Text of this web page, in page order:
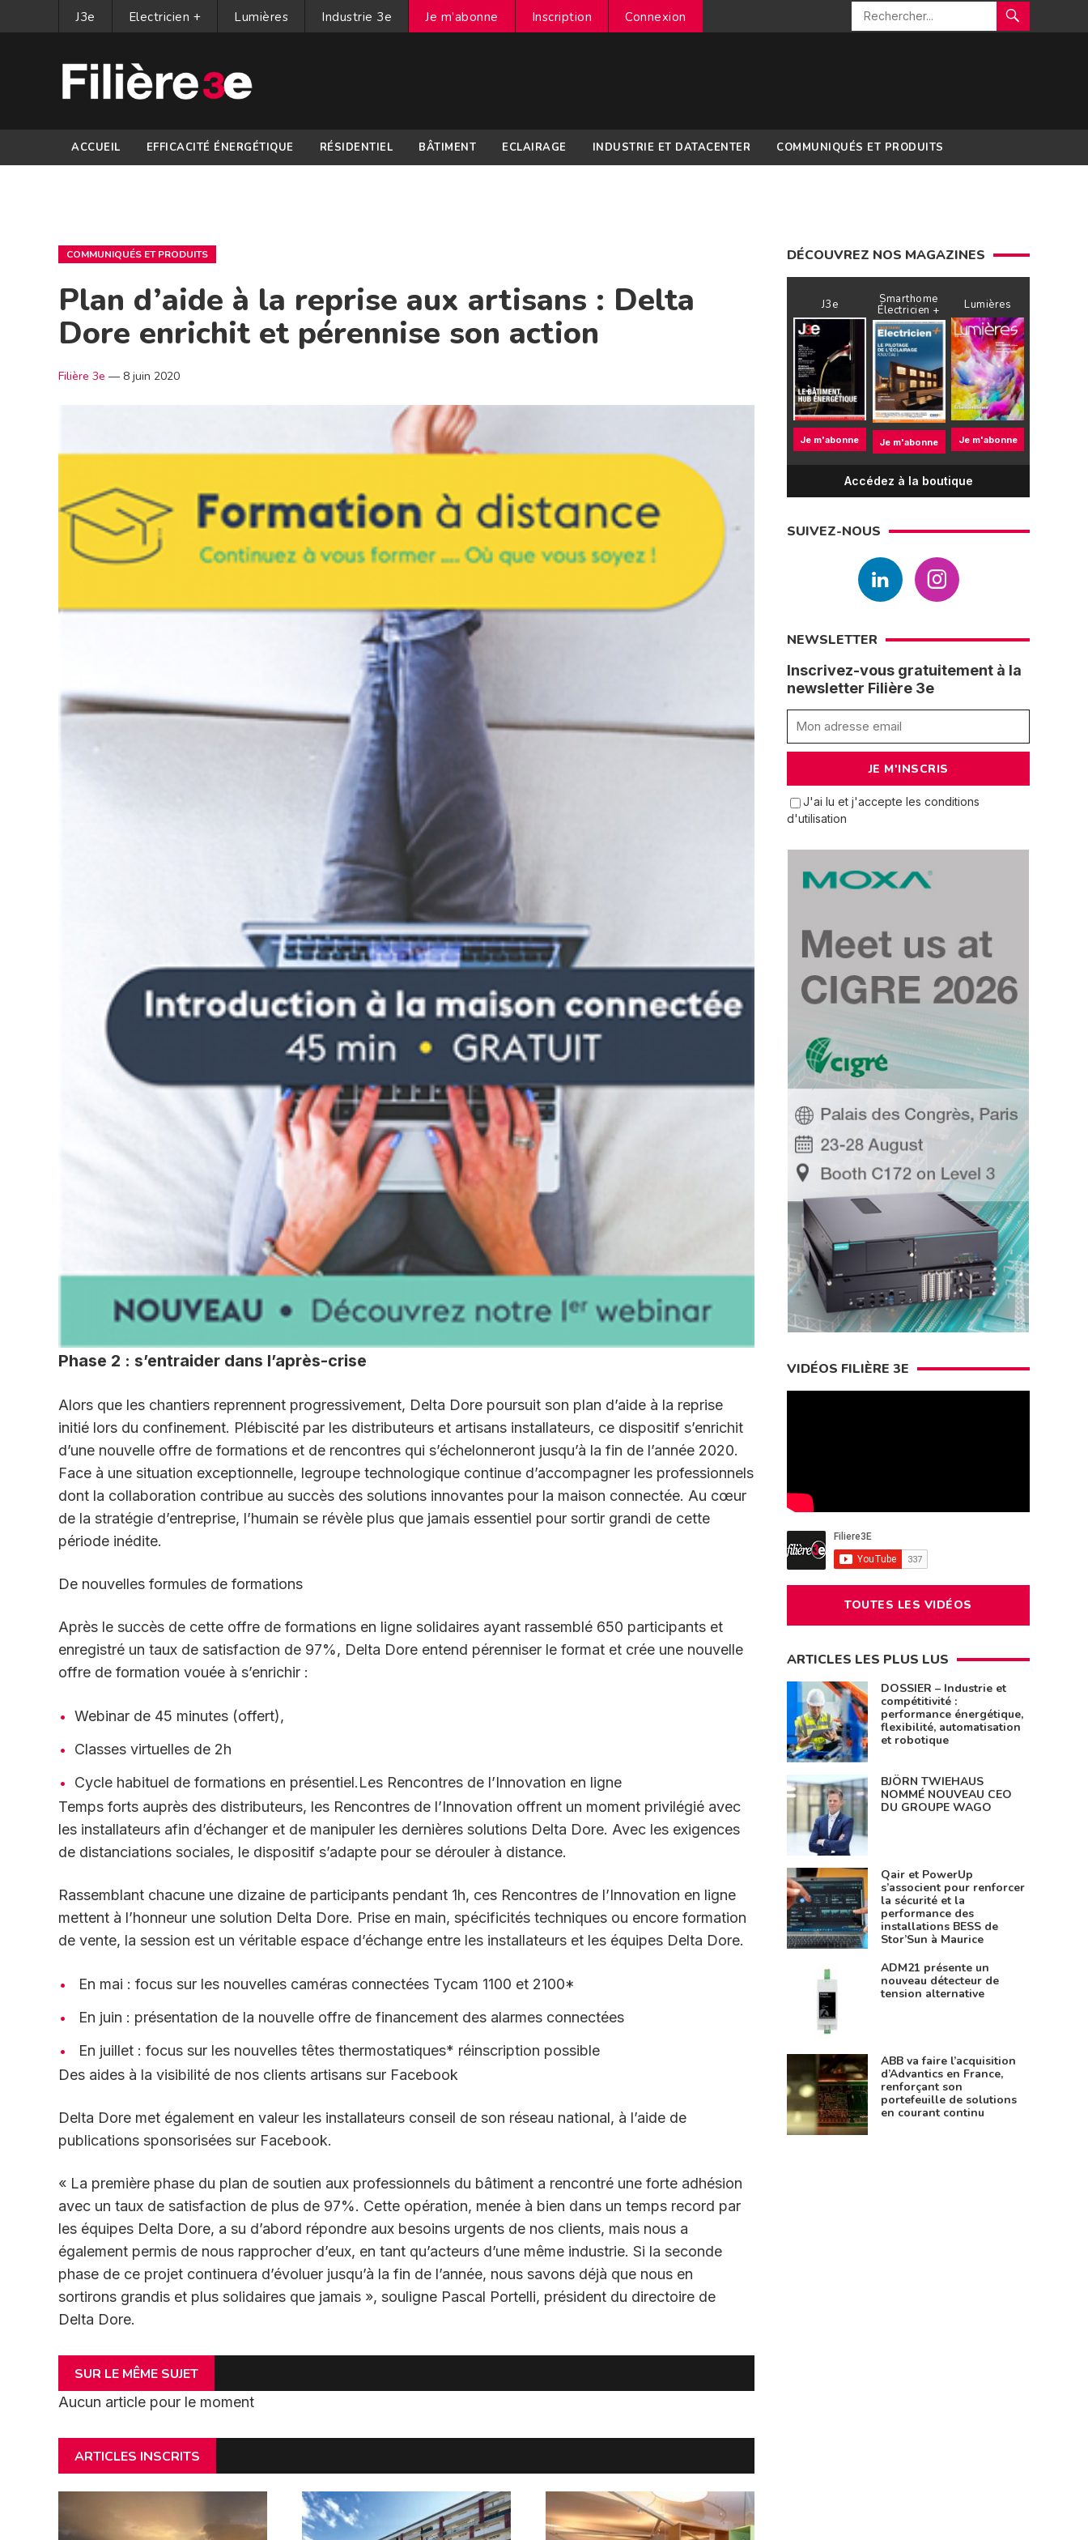
J3e Electricien + Lumières Industrie 3e Je m’abonne Inscription Connexion
ACCUEIL EFFICACITÉ ÉNERGÉTIQUE RÉSIDENTIEL BÂTIMENT ECLAIRAGE INDUSTRIE ET DATACENTER COMMUNIQUÉS ET PRODUITS
COMMUNIQUÉS ET PRODUITS
Plan d’aide à la reprise aux artisans : Delta
Dore enrichit et pérennise son action
Filière 3e — 8 juin 2020
Phase 2 : s’entraider dans l’après-crise
Alors que les chantiers reprennent progressivement, Delta Dore poursuit son plan d’aide à la reprise
initié lors du confinement. Plébiscité par les distributeurs et artisans installateurs, ce dispositif s’enrichit
d’une nouvelle offre de formations et de rencontres qui s’échelonneront jusqu’à la fin de l’année 2020.
Face à une situation exceptionnelle, legroupe technologique continue d’accompagner les professionnels
dont la collaboration contribue au succès des solutions innovantes pour la maison connectée. Au cœur
de la stratégie d’entreprise, l’humain se révèle plus que jamais essentiel pour sortir grandi de cette
période inédite.
De nouvelles formules de formations
Après le succès de cette offre de formations en ligne solidaires ayant rassemblé 650 participants et
enregistré un taux de satisfaction de 97%, Delta Dore entend pérenniser le format et crée une nouvelle
offre de formation vouée à s’enrichir :
Webinar de 45 minutes (offert),
Classes virtuelles de 2h
Cycle habituel de formations en présentiel.Les Rencontres de l’Innovation en ligne
Temps forts auprès des distributeurs, les Rencontres de l’Innovation offrent un moment privilégié avec
les installateurs afin d’échanger et de manipuler les dernières solutions Delta Dore. Avec les exigences
de distanciations sociales, le dispositif s’adapte pour se dérouler à distance.
Rassemblant chacune une dizaine de participants pendant 1h, ces Rencontres de l’Innovation en ligne
mettent à l’honneur une solution Delta Dore. Prise en main, spécificités techniques ou encore formation
de vente, la session est un véritable espace d’échange entre les installateurs et les équipes Delta Dore.
En mai : focus sur les nouvelles caméras connectées Tycam 1100 et 2100*
En juin : présentation de la nouvelle offre de financement des alarmes connectées
En juillet : focus sur les nouvelles têtes thermostatiques* réinscription possible
Des aides à la visibilité de nos clients artisans sur Facebook
Delta Dore met également en valeur les installateurs conseil de son réseau national, à l’aide de
publications sponsorisées sur Facebook.
« La première phase du plan de soutien aux professionnels du bâtiment a rencontré une forte adhésion
avec un taux de satisfaction de plus de 97%. Cette opération, menée à bien dans un temps record par
les équipes Delta Dore, a su d’abord répondre aux besoins urgents de nos clients, mais nous a
également permis de nous rapprocher d’eux, en tant qu’acteurs d’une même industrie. Si la seconde
phase de ce projet continuera d’évoluer jusqu’à la fin de l’année, nous savons déjà que nous en
sortirons grandis et plus solidaires que jamais », souligne Pascal Portelli, président du directoire de
Delta Dore.
SUR LE MÊME SUJET
Aucun article pour le moment
ARTICLES INSCRITS
DÉCOUVREZ NOS MAGAZINES
J3e
Je m'abonne
Smarthome
Électricien +
Je m'abonne
Lumières
Je m'abonne
Accédez à la boutique
SUIVEZ-NOUS
NEWSLETTER
Inscrivez-vous gratuitement à la
newsletter Filière 3e
J'ai lu et j'accepte les conditions
d'utilisation
VIDÉOS FILIÈRE 3E
TOUTES LES VIDÉOS
ARTICLES LES PLUS LUS
DOSSIER – Industrie et
compétitivité :
performance énergétique,
flexibilité, automatisation
et robotique
BJÖRN TWIEHAUS
NOMMÉ NOUVEAU CEO
DU GROUPE WAGO
Qair et PowerUp
s’associent pour renforcer
la sécurité et la
performance des
installations BESS de
Stor’Sun à Maurice
ADM21 présente un
nouveau détecteur de
tension alternative
ABB va faire l’acquisition
d’Advantics en France,
renforçant son
portefeuille de solutions
en courant continu